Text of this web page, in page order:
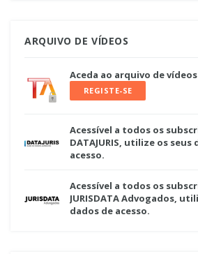
ARQUIVO DE VÍDEOS
Aceda ao arquivo de
REGISTE-SE
Acessível a todos os
DATAJURIS, utilize os seus
acesso.
Acessível a todos os
JURISDATA Advogados,
dados de acesso.